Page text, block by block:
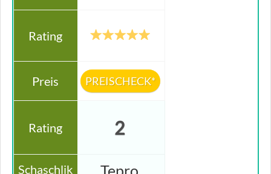
PREISCHECK*
2
Tepro